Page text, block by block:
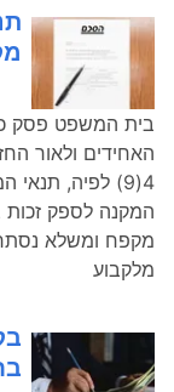
בית המשפט פסק
האחידים ולאור
4(9) לפיה,
המקנה לספק זכות
מקפח ומשלא
מלקבוע